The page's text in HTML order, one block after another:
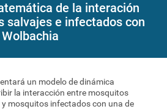
de la interación
salvajes e infectados con
Wolbachia
un modelo de dinámica
la interacción entre mosquitos
mosquitos infectados con una de